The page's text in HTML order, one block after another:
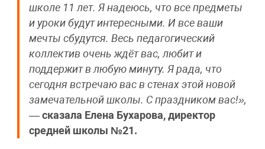
школе 11 лет. Я надеюсь, что все предметы
и уроки будут интересными. И все ваши
мечты сбудутся. Весь педагогический
коллектив очень ждёт вас, любит и
поддержит в любую минуту. Я рада, что
сегодня встречаю вас в стенах этой новой
замечательной школы. С праздником вас!»,
—сказала Елена Бухарова, директор
средней школы №21.